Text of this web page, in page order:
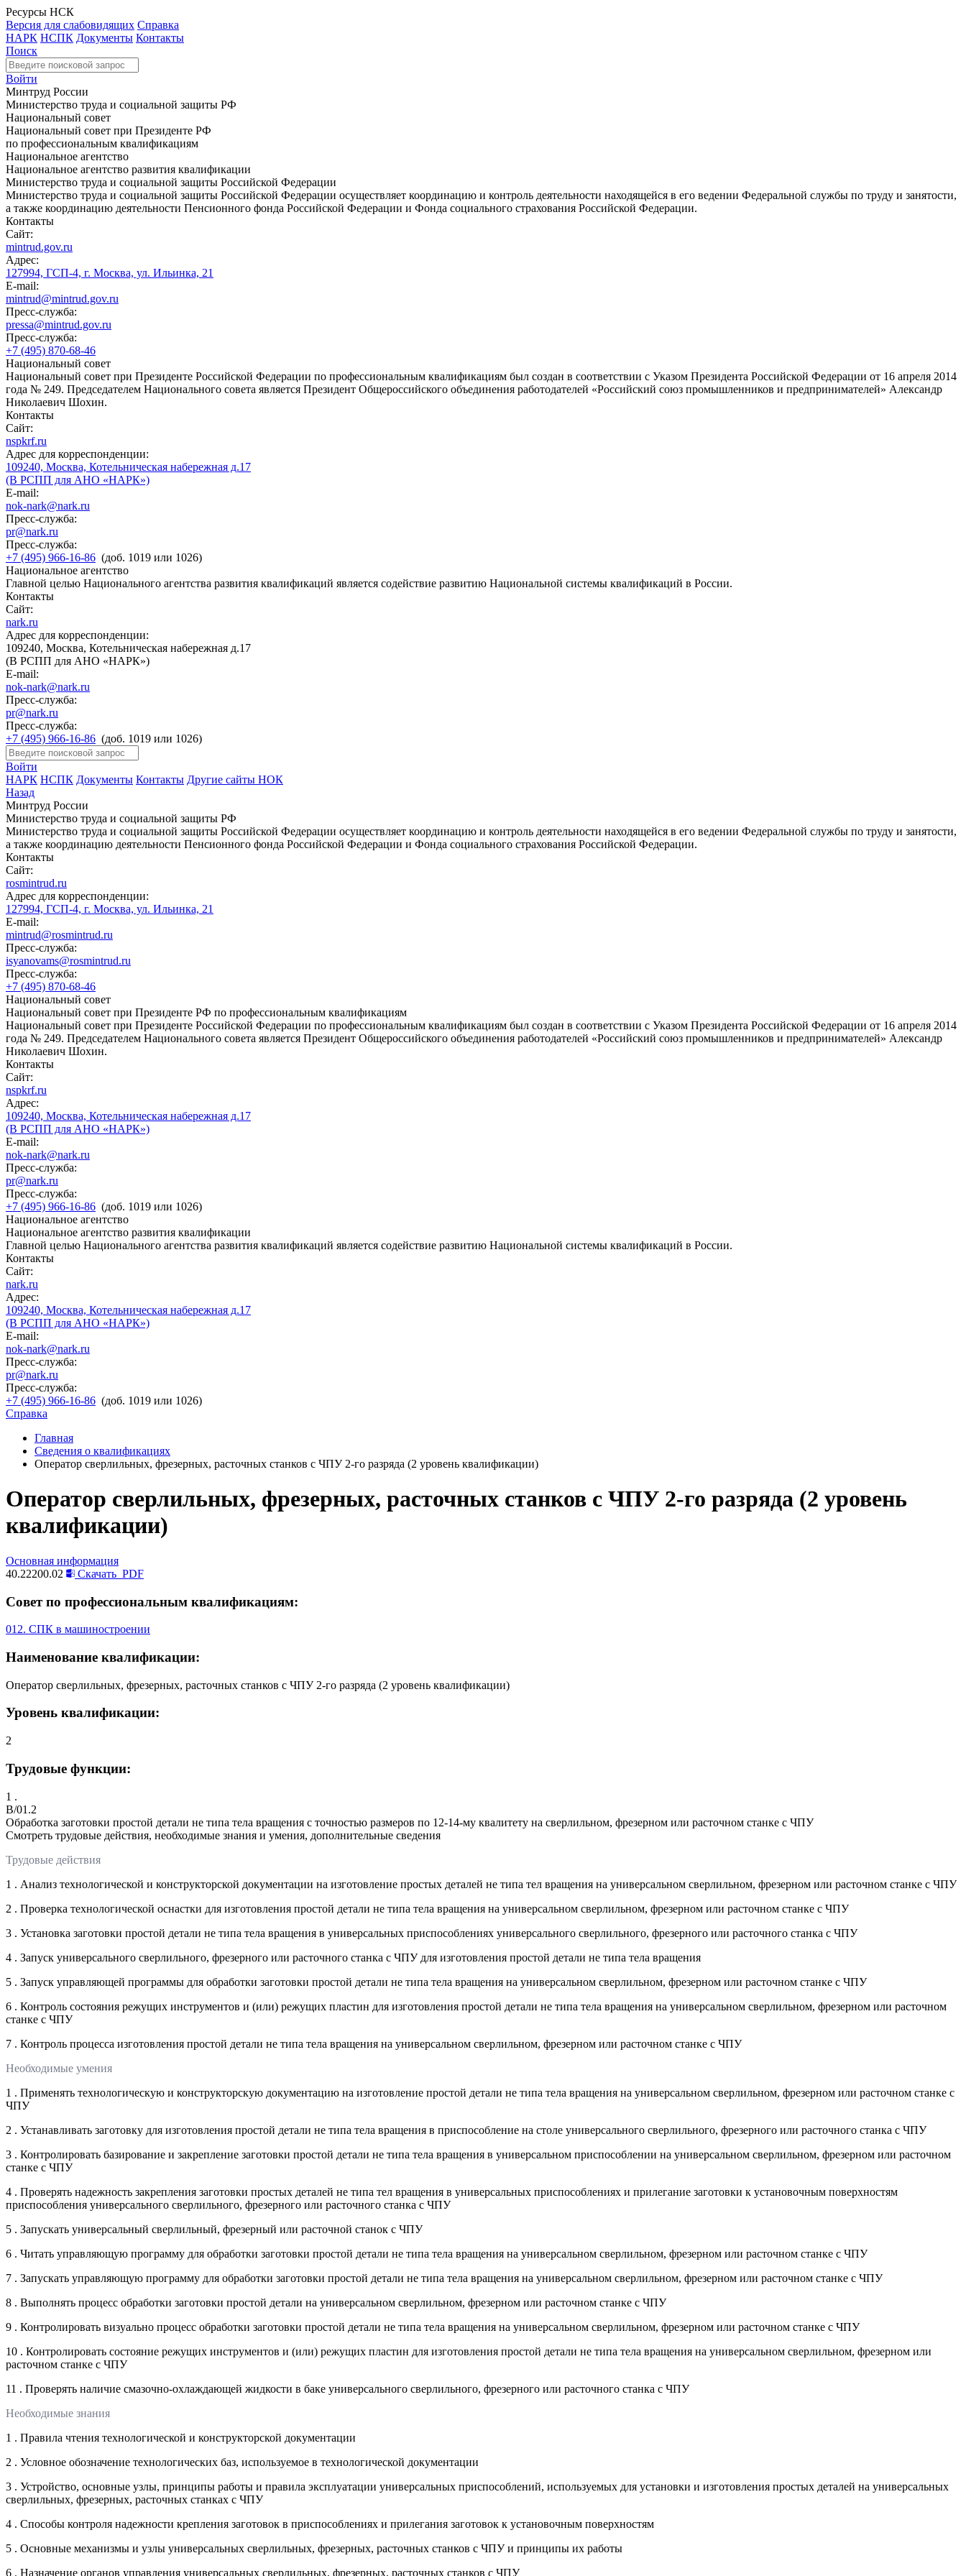
Ресурсы НСК
Версия для слабовидящих Справка
НАРК НСПК Документы Контакты
Поиск
Войти
Минтруд России
Министерство труда и социальной защиты РФ
Национальный совет
Национальный совет при Президенте РФ
по профессиональным квалификациям
Национальное агентство
Национальное агентство развития квалификации
Министерство труда и социальной защиты Российской Федерации
Министерство труда и социальной защиты Российской Федерации осуществляет координацию и контроль деятельности находящейся в его ведении Федеральной службы по труду и занятости,
а также координацию деятельности Пенсионного фонда Российской Федерации и Фонда социального страхования Российской Федерации.
Контакты
Сайт:
mintrud.gov.ru
Адрес:
127994, ГСП-4, г. Москва, ул. Ильинка, 21
E-mail:
mintrud@mintrud.gov.ru
Пресс-служба:
pressa@mintrud.gov.ru
Пресс-служба:
+7 (495) 870-68-46
Национальный совет
Национальный совет при Президенте Российской Федерации по профессиональным квалификациям был создан в соответствии с Указом Президента Российской Федерации от 16 апреля 2014
года № 249. Председателем Национального совета является Президент Общероссийского объединения работодателей «Российский союз промышленников и предпринимателей» Александр
Николаевич Шохин.
Контакты
Сайт:
nspkrf.ru
Адрес для корреспонденции:
109240, Москва, Котельническая набережная д.17
(В РСПП для АНО «НАРК»)
E-mail:
nok-nark@nark.ru
Пресс-служба:
pr@nark.ru
Пресс-служба:
+7 (495) 966-16-86 (доб. 1019 или 1026)
Национальное агентство
Главной целью Национального агентства развития квалификаций является содействие развитию Национальной системы квалификаций в России.
Контакты
Сайт:
nark.ru
Адрес для корреспонденции:
109240, Москва, Котельническая набережная д.17
(В РСПП для АНО «НАРК»)
E-mail:
nok-nark@nark.ru
Пресс-служба:
pr@nark.ru
Пресс-служба:
+7 (495) 966-16-86 (доб. 1019 или 1026)
Войти
НАРК НСПК Документы Контакты Другие сайты НОК
Назад
Минтруд России
Министерство труда и социальной защиты РФ
Министерство труда и социальной защиты Российской Федерации осуществляет координацию и контроль деятельности находящейся в его ведении Федеральной службы по труду и занятости,
а также координацию деятельности Пенсионного фонда Российской Федерации и Фонда социального страхования Российской Федерации.
Контакты
Сайт:
rosmintrud.ru
Адрес для корреспонденции:
127994, ГСП-4, г. Москва, ул. Ильинка, 21
E-mail:
mintrud@rosmintrud.ru
Пресс-служба:
isyanovams@rosmintrud.ru
Пресс-служба:
+7 (495) 870-68-46
Национальный совет
Национальный совет при Президенте РФ по профессиональным квалификациям
Национальный совет при Президенте Российской Федерации по профессиональным квалификациям был создан в соответствии с Указом Президента Российской Федерации от 16 апреля 2014
года № 249. Председателем Национального совета является Президент Общероссийского объединения работодателей «Российский союз промышленников и предпринимателей» Александр
Николаевич Шохин.
Контакты
Сайт:
nspkrf.ru
Адрес:
109240, Москва, Котельническая набережная д.17
(В РСПП для АНО «НАРК»)
E-mail:
nok-nark@nark.ru
Пресс-служба:
pr@nark.ru
Пресс-служба:
+7 (495) 966-16-86 (доб. 1019 или 1026)
Национальное агентство
Национальное агентство развития квалификации
Главной целью Национального агентства развития квалификаций является содействие развитию Национальной системы квалификаций в России.
Контакты
Сайт:
nark.ru
Адрес:
109240, Москва, Котельническая набережная д.17
(В РСПП для АНО «НАРК»)
E-mail:
nok-nark@nark.ru
Пресс-служба:
pr@nark.ru
Пресс-служба:
+7 (495) 966-16-86 (доб. 1019 или 1026)
Справка
Главная
Сведения о квалификациях
Оператор сверлильных, фрезерных, расточных станков с ЧПУ 2-го разряда (2 уровень квалификации)
Оператор сверлильных, фрезерных, расточных станков с ЧПУ 2-го разряда (2 уровень
квалификации)
Основная информация
40.22200.02
Скачать PDF
Совет по профессиональным квалификациям:
012. СПК в машиностроении
Наименование квалификации:
Оператор сверлильных, фрезерных, расточных станков с ЧПУ 2-го разряда (2 уровень квалификации)
Уровень квалификации:
2
Трудовые функции:
1 .
B/01.2
Обработка заготовки простой детали не типа тела вращения с точностью размеров по 12-14-му квалитету на сверлильном, фрезерном или расточном станке с ЧПУ
Смотреть трудовые действия, необходимые знания и умения, дополнительные сведения
Трудовые действия
1 . Анализ технологической и конструкторской документации на изготовление простых деталей не типа тел вращения на универсальном сверлильном, фрезерном или расточном станке с ЧПУ
2 . Проверка технологической оснастки для изготовления простой детали не типа тела вращения на универсальном сверлильном, фрезерном или расточном станке с ЧПУ
3 . Установка заготовки простой детали не типа тела вращения в универсальных приспособлениях универсального сверлильного, фрезерного или расточного станка с ЧПУ
4 . Запуск универсального сверлильного, фрезерного или расточного станка с ЧПУ для изготовления простой детали не типа тела вращения
5 . Запуск управляющей программы для обработки заготовки простой детали не типа тела вращения на универсальном сверлильном, фрезерном или расточном станке с ЧПУ
6 . Контроль состояния режущих инструментов и (или) режущих пластин для изготовления простой детали не типа тела вращения на универсальном сверлильном, фрезерном или расточном
станке с ЧПУ
7 . Контроль процесса изготовления простой детали не типа тела вращения на универсальном сверлильном, фрезерном или расточном станке с ЧПУ
Необходимые умения
1 . Применять технологическую и конструкторскую документацию на изготовление простой детали не типа тела вращения на универсальном сверлильном, фрезерном или расточном станке с
ЧПУ
2 . Устанавливать заготовку для изготовления простой детали не типа тела вращения в приспособление на столе универсального сверлильного, фрезерного или расточного станка с ЧПУ
3 . Контролировать базирование и закрепление заготовки простой детали не типа тела вращения в универсальном приспособлении на универсальном сверлильном, фрезерном или расточном
станке с ЧПУ
4 . Проверять надежность закрепления заготовки простых деталей не типа тел вращения в универсальных приспособлениях и прилегание заготовки к установочным поверхностям
приспособления универсального сверлильного, фрезерного или расточного станка с ЧПУ
5 . Запускать универсальный сверлильный, фрезерный или расточной станок с ЧПУ
6 . Читать управляющую программу для обработки заготовки простой детали не типа тела вращения на универсальном сверлильном, фрезерном или расточном станке с ЧПУ
7 . Запускать управляющую программу для обработки заготовки простой детали не типа тела вращения на универсальном сверлильном, фрезерном или расточном станке с ЧПУ
8 . Выполнять процесс обработки заготовки простой детали на универсальном сверлильном, фрезерном или расточном станке с ЧПУ
9 . Контролировать визуально процесс обработки заготовки простой детали не типа тела вращения на универсальном сверлильном, фрезерном или расточном станке с ЧПУ
10 . Контролировать состояние режущих инструментов и (или) режущих пластин для изготовления простой детали не типа тела вращения на универсальном сверлильном, фрезерном или
расточном станке с ЧПУ
11 . Проверять наличие смазочно-охлаждающей жидкости в баке универсального сверлильного, фрезерного или расточного станка с ЧПУ
Необходимые знания
1 . Правила чтения технологической и конструкторской документации
2 . Условное обозначение технологических баз, используемое в технологической документации
3 . Устройство, основные узлы, принципы работы и правила эксплуатации универсальных приспособлений, используемых для установки и изготовления простых деталей на универсальных
сверлильных, фрезерных, расточных станках с ЧПУ
4 . Способы контроля надежности крепления заготовок в приспособлениях и прилегания заготовок к установочным поверхностям
5 . Основные механизмы и узлы универсальных сверлильных, фрезерных, расточных станков с ЧПУ и принципы их работы
6 . Назначение органов управления универсальных сверлильных, фрезерных, расточных станков с ЧПУ